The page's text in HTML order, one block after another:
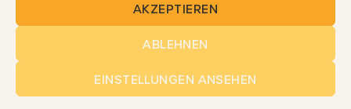
AKZEPTIEREN
ABLEHNEN
EINSTELLUNGEN ANSEHEN